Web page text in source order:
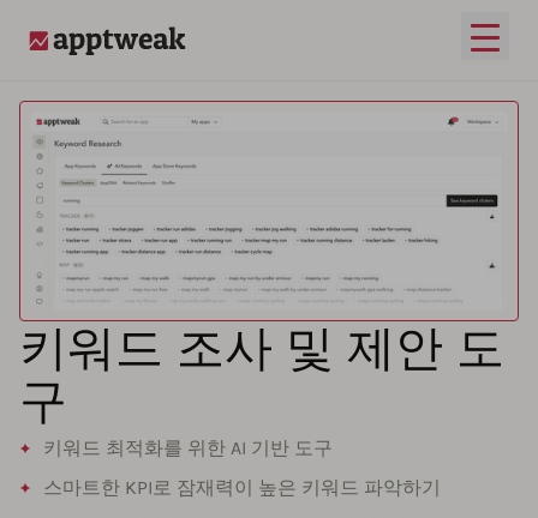
메인
키워드 조사 및 제안 도
구
키워드 최적화를 위한 AI 기반 도구
스마트한 KPI로 잠재력이 높은 키워드 파악하기